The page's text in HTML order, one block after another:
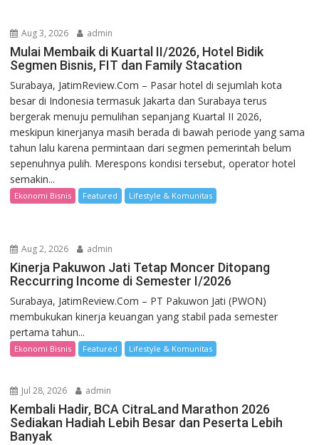
Aug 3, 2026 admin
Mulai Membaik di Kuartal II/2026, Hotel Bidik
Segmen Bisnis, FIT dan Family Stacation
Surabaya, JatimReview.Com – Pasar hotel di sejumlah kota
besar di Indonesia termasuk Jakarta dan Surabaya terus
bergerak menuju pemulihan sepanjang Kuartal II 2026,
meskipun kinerjanya masih berada di bawah periode yang sama
tahun lalu karena permintaan dari segmen pemerintah belum
sepenuhnya pulih. Merespons kondisi tersebut, operator hotel
semakin...
Ekonomi Bisnis Featured Lifestyle & Komunitas
Aug 2, 2026 admin
Kinerja Pakuwon Jati Tetap Moncer Ditopang
Reccurring Income di Semester I/2026
Surabaya, JatimReview.Com – PT Pakuwon Jati (PWON)
membukukan kinerja keuangan yang stabil pada semester
pertama tahun...
Ekonomi Bisnis Featured Lifestyle & Komunitas
Jul 28, 2026 admin
Kembali Hadir, BCA CitraLand Marathon 2026
Sediakan Hadiah Lebih Besar dan Peserta Lebih
Banyak